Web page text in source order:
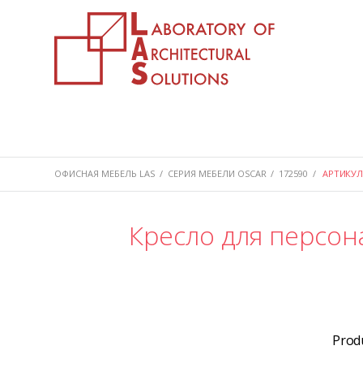
ОФИСНАЯ МЕБЕЛЬ LAS / СЕРИЯ МЕБЕЛИ OSCAR / 172590 / АРТИКУЛ
Кресло для